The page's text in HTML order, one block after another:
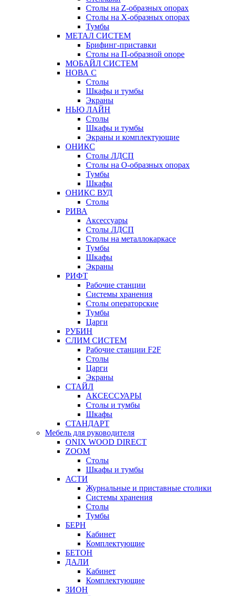
Столы на Z-образных опорах
Столы на Х-образных опорах
Тумбы
МЕТАЛ СИСТЕМ
Брифинг-приставки
Столы на П-образной опоре
МОБАЙЛ СИСТЕМ
НОВА С
Столы
Шкафы и тумбы
Экраны
НЬЮ ЛАЙН
Столы
Шкафы и тумбы
Экраны и комплектующие
ОНИКС
Столы ЛДСП
Столы на О-образных опорах
Тумбы
Шкафы
ОНИКС ВУД
Столы
РИВА
Аксессуары
Столы ЛДСП
Столы на металлокаркасе
Тумбы
Шкафы
Экраны
РИФТ
Рабочие станции
Системы хранения
Столы операторские
Тумбы
Царги
РУБИН
СЛИМ СИСТЕМ
Рабочие станции F2F
Столы
Царги
Экраны
СТАЙЛ
АКСЕССУАРЫ
Столы и тумбы
Шкафы
СТАНДАРТ
Мебель для руководителя
ONIX WOOD DIRECT
ZOOM
Столы
Шкафы и тумбы
АСТИ
Журнальные и приставные столики
Системы хранения
Столы
Тумбы
БЕРН
Кабинет
Комплектующие
БЕТОН
ДАЛИ
Кабинет
Комплектующие
ЗИОН